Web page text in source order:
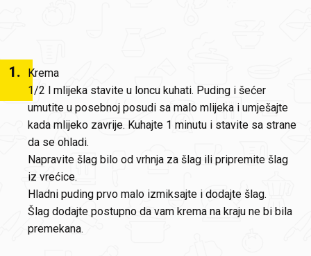
1.
Krema
1/2 l mlijeka stavite u loncu kuhati. Puding i šećer
umutite u posebnoj posudi sa malo mlijeka i umješajte
kada mlijeko zavrije. Kuhajte 1 minutu i stavite sa strane
da se ohladi.
Napravite šlag bilo od vrhnja za šlag ili pripremite šlag
iz vrećice.
Hladni puding prvo malo izmiksajte i dodajte šlag.
Šlag dodajte postupno da vam krema na kraju ne bi bila
premekana.